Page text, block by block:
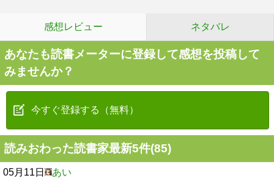
感想レビュー ネタバレ
あなたも読書メーターに登録して感想を投稿して
みませんか？
今すぐ登録する（無料）
読みおわった読書家最新5件(85)
05月11日 あい